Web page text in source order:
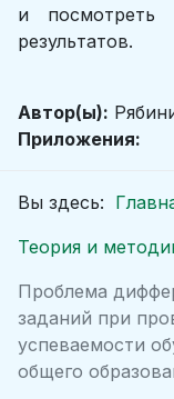
и посмотреть
результатов.
Автор(ы):
Приложения:
Вы здесь:
Теория и
Проблема
заданий при
успеваемости
общего